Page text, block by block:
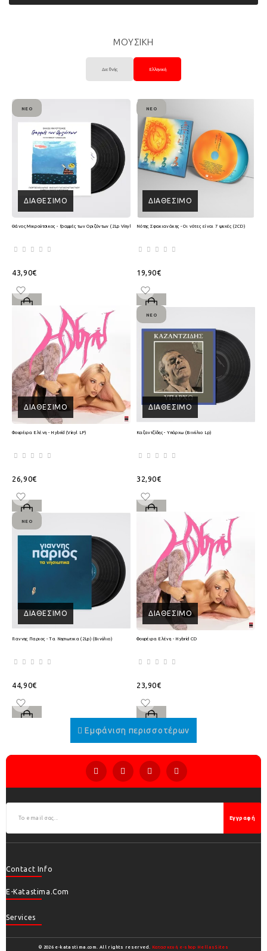
ΜΟΥΣΙΚΗ
Διεθνής Ελληνική
ΔΙΑΘΈΣΙΜΟ
ΝΈΟ
Θάνος Μικρούτσικος - Γραμμές των Οριζόντων (2Lp Vinyl)
43,90€
ΔΙΑΘΈΣΙΜΟ
ΝΈΟ
Νότης Σφακιανάκης - Οι νότες είναι 7 ψυχές (2CD)
19,90€
ΔΙΑΘΈΣΙΜΟ
Φουρέιρα Ελένη - Hybrid (Vinyl LP)
26,90€
ΔΙΑΘΈΣΙΜΟ
ΝΈΟ
Καζαντζίδης - Υπάρχω (Βινύλιο Lp)
32,90€
ΔΙΑΘΈΣΙΜΟ
ΝΈΟ
Γιαννης Παριος - Τα Νησιωτικα (2Lp) (Βινύλιο)
44,90€
ΔΙΑΘΈΣΙΜΟ
Φουρέιρα Ελένη - Hybrid CD
23,90€
Εγγραφή
Contact Info
E-Katastima.com
Services
© 2026 e-katastima.com. All rights reserved. Κατασκευή e-shop HellasSites